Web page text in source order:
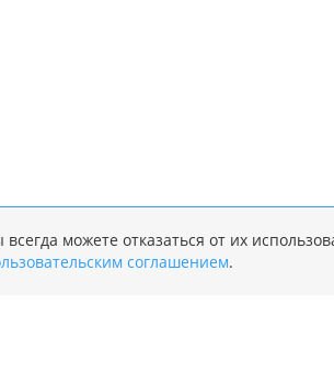
можете отказаться от их
соглашением.